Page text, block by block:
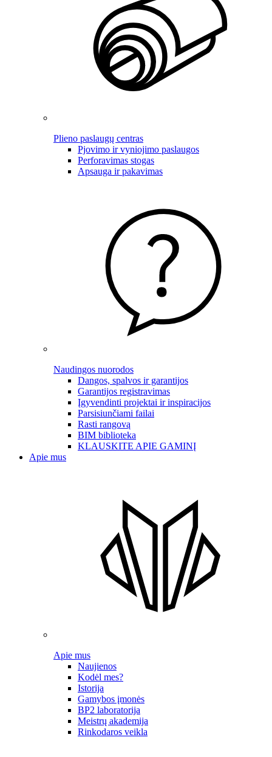
Plieno paslaugų centras
Pjovimo ir vyniojimo paslaugos
Perforavimas stogas
Apsauga ir pakavimas
Naudingos nuorodos
Dangos, spalvos ir garantijos
Garantijos registravimas
Įgyvendinti projektai ir inspiracijos
Parsisiunčiami failai
Rasti rangovą
BIM biblioteka
KLAUSKITE APIE GAMINĮ
Apie mus
Apie mus
Naujienos
Kodėl mes?
Istorija
Gamybos įmonės
BP2 laboratorija
Meistrų akademija
Rinkodaros veikla